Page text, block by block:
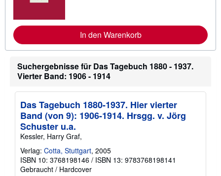
f
o
r
m
t
n
n
u
a
n
In den Warenkorb
Suchergebnisse für Das Tagebuch 1880 - 1937.
Vierter Band: 1906 - 1914
Das Tagebuch 1880-1937. Hier vierter
Band (von 9): 1906-1914. Hrsgg. v. Jörg
Schuster u.a.
Kessler, Harry Graf,
Verlag: Cotta, Stuttgart, 2005
ISBN 10: 3768198146 / ISBN 13: 9783768198141
Gebraucht / Hardcover